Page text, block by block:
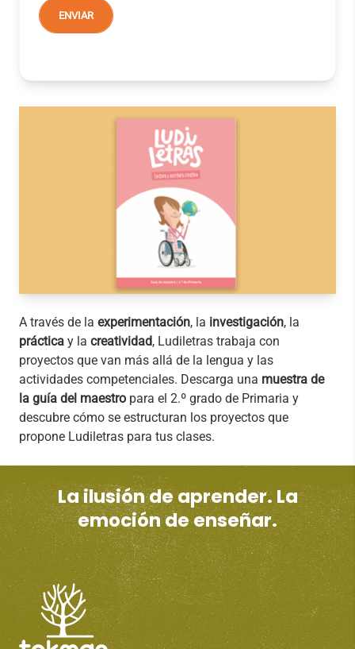
A través de la experimentación, la investigación, la
práctica y la creatividad, Ludiletras trabaja con
proyectos que van más allá de la lengua y las
actividades competenciales. Descarga una muestra de
la guía del maestro para el 2.º grado de Primaria y
descubre cómo se estructuran los proyectos que
propone Ludiletras para tus clases.
La ilusión de aprender. La
emoción de enseñar.